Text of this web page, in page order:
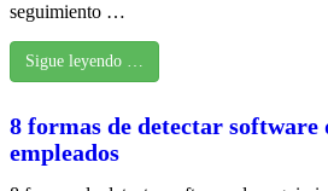
seguimiento …
Sigue leyendo …
8 formas de detectar software
empleados